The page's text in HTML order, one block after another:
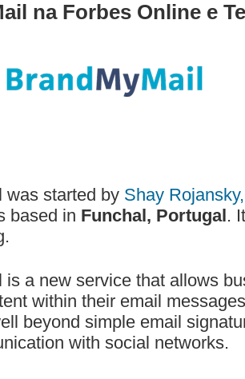
na Forbes Online e
was started by Shay
based in Funchal, Portugal.
is a new service that allows
within their email
beyond simple email
with social networks.